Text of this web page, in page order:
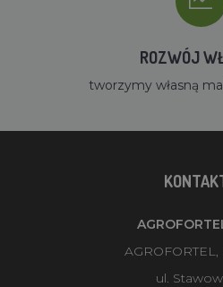
ROZWÓJ
tworzymy własną
AGROFORTEL,
ul.